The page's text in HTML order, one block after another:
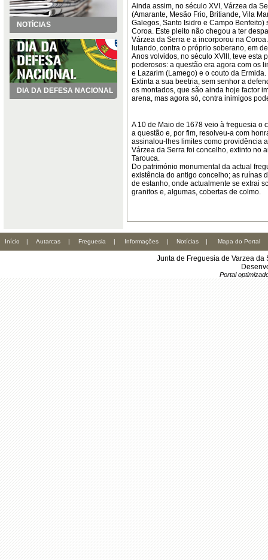
NOTÍCIAS
DIA DA DEFESA NACIONAL
Ainda assim, no século XVI, Várzea da
(Amarante, Mesão Frio, Britiande, Vila
Galegos, Santo Isidro e Campo
Coroa. Este pleito não chegou a ter
Várzea da Serra e a incorporou na
lutando, contra o próprio soberano, em
Anos volvidos, no século XVIII, teve esta
poderosos: a questão era agora com os
e Lazarim (Lamego) e o couto da Ermida.
Extinta a sua beetria, sem senhor a
os montados, que são ainda hoje factor
arena, mas agora só, contra inimigos
A 10 de Maio de 1678 veio à freguesia o
a questão e, por fim, resolveu-a com
assinalou-lhes limites como providência
Várzea da Serra foi concelho, extinto no
Tarouca.
Do património monumental da actual
existência do antigo concelho; as ruínas
de estanho, onde actualmente se extrai
granitos e, algumas, cobertas de colmo.
Início | Autarcas | Freguesia | Informações | Notícias | Mapa do Portal
Junta de Freguesia de Varzea
Portal